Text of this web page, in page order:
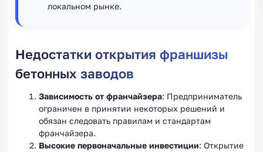
локальном рынке.
Недостатки открытия франшизы
бетонных заводов
Зависимость от франчайзера: Предприниматель
ограничен в принятии некоторых решений и
обязан следовать правилам и стандартам
франчайзера.
Высокие первоначальные инвестиции: Открытие